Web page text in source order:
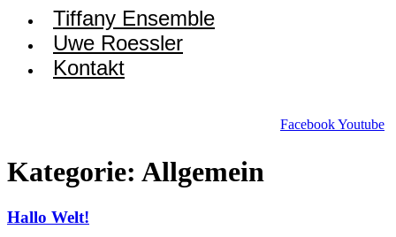
Tiffany Ensemble
Uwe Roessler
Kontakt
FacebookYoutube
Kategorie: Allgemein
Hallo Welt!